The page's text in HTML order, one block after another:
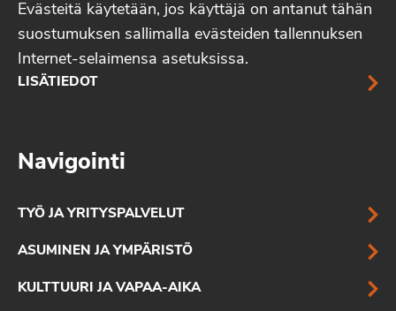
Evästeitä käytetään, jos käyttäjä on antanut tähän
suostumuksen sallimalla evästeiden tallennuksen
Internet-selaimensa asetuksissa.
LISÄTIEDOT
Navigointi
TYÖ JA YRITYSPALVELUT
ASUMINEN JA YMPÄRISTÖ
KULTTUURI JA VAPAA-AIKA